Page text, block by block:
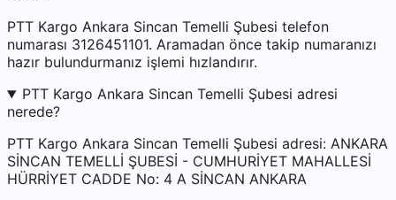
PTT Kargo Ankara Sincan Temelli Şubesi telefon
numarası 3126451101. Aramadan önce takip numaranızı
hazır bulundurmanız işlemi hızlandırır.
PTT Kargo Ankara Sincan Temelli Şubesi adresi
nerede?
PTT Kargo Ankara Sincan Temelli Şubesi adresi: ANKARA
SİNCAN TEMELLİ ŞUBESİ - CUMHURİYET MAHALLESİ
HÜRRİYET CADDE No: 4 A SİNCAN ANKARA